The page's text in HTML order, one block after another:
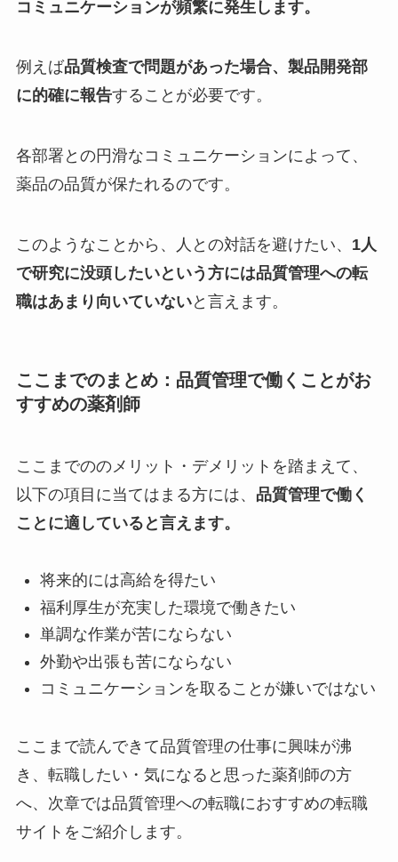
コミュニケーションが頻繁に発生します。
例えば品質検査で問題があった場合、製品開発部
に的確に報告することが必要です。
各部署との円滑なコミュニケーションによって、
薬品の品質が保たれるのです。
このようなことから、人との対話を避けたい、 1人
で研究に没頭したいという方には品質管理への転
職はあまり向いていないと言えます。
ここまでのまとめ：品質管理で働くことがお
すすめの薬剤師
ここまでののメリット・デメリットを踏まえて、
以下の項目に当てはまる方には、 品質管理で働く
ことに適していると言えます。
将来的には高給を得たい
福利厚生が充実した環境で働きたい
単調な作業が苦にならない
外勤や出張も苦にならない
コミュニケーションを取ることが嫌いではない
ここまで読んできて品質管理の仕事に興味が沸
き、転職したい・気になると思った薬剤師の方
へ、次章では品質管理への転職におすすめの転職
サイトをご紹介します。